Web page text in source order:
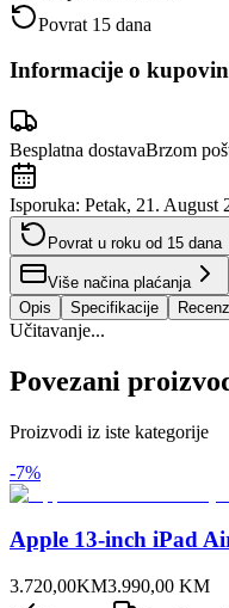
Povrat 15 dana
Informacije o
Besplatna dostavaBrzom
Isporuka: Petak, 21. August
Povrat u roku od 15 dana
Više načina plaćanja
Opis
Specifikacije
Učitavanje...
Povezani
Proizvodi iz iste kategorije
-7%
Apple 13-inch iPad
3.720,00KM3.990,00 KM